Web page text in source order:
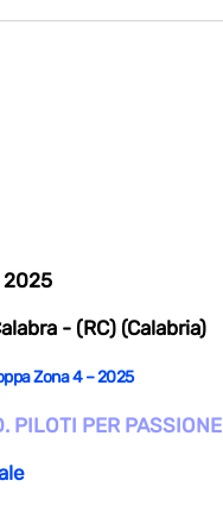
2025
- (RC) (Calabria)
Zona 4 – 2025
PILOTI PER PASSIONE